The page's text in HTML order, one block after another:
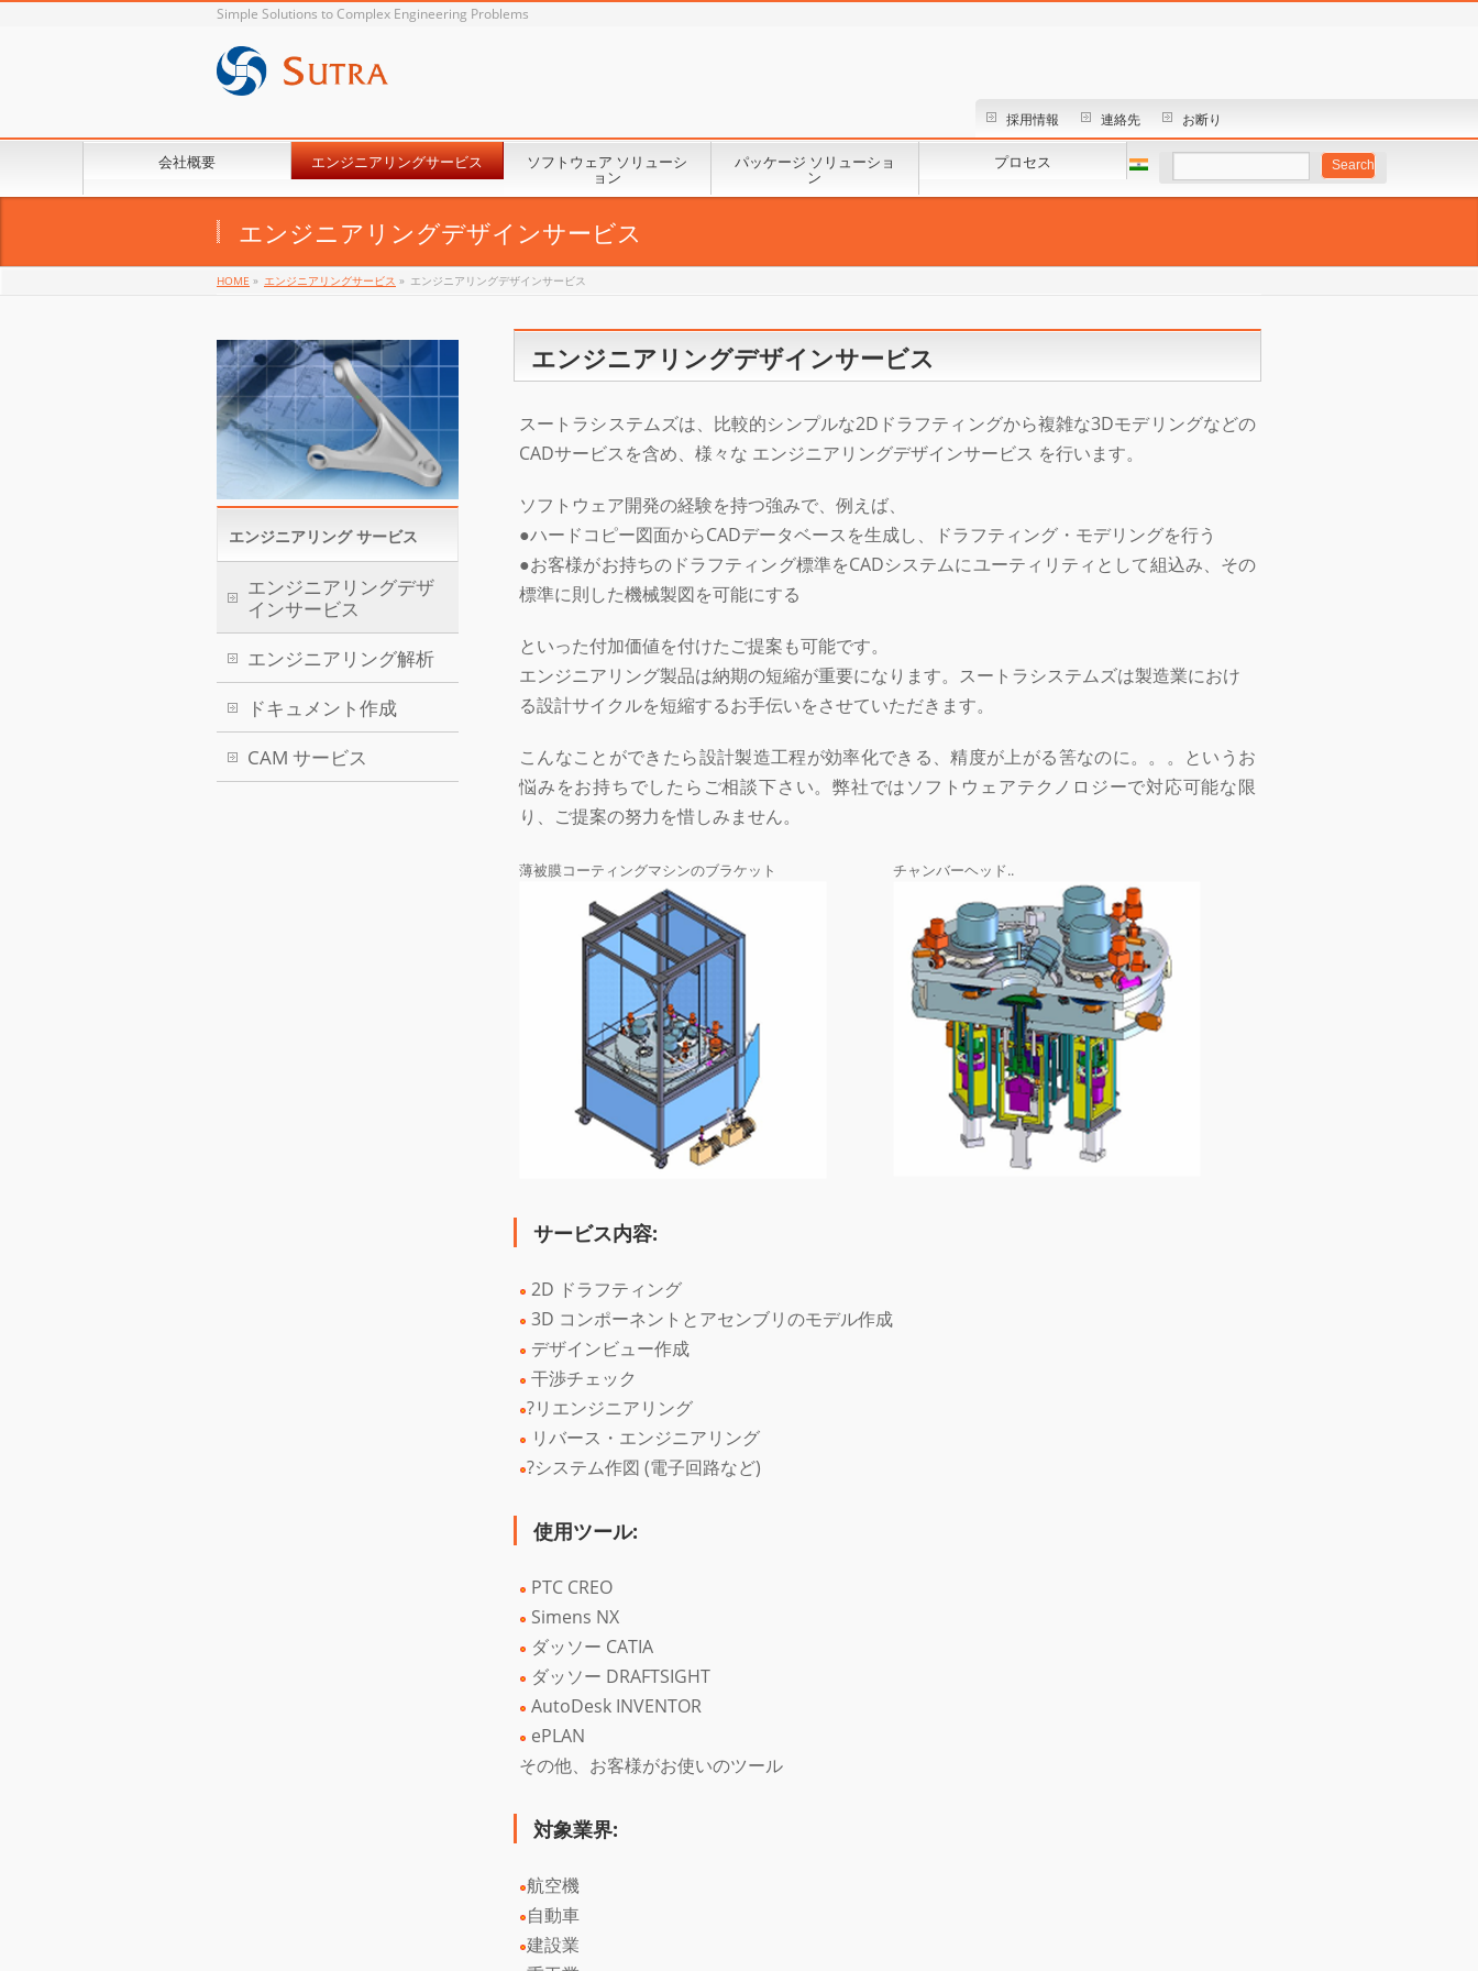
Simple Solutions to Complex Engineering Problems
採用情報 連絡先 お断り
会社概要 エンジニアリングサービス ソフトウェア ソリューシ
ョン
パッケージ ソリューショ
ン
プロセス
エンジニアリングデザインサービス
HOME » エンジニアリングサービス » エンジニアリングデザインサービス
エンジニアリングデザインサービス
スートラシステムズは、比較的シンプルな2Dドラフティングから複雑な3Dモデリングなどの
CADサービスを含め、様々な エンジニアリングデザインサービス を行います。
ソフトウェア開発の経験を持つ強みで、例えば、
●ハードコピー図面からCADデータベースを生成し、ドラフティング・モデリングを行う
●お客様がお持ちのドラフティング標準をCADシステムにユーティリティとして組込み、その
標準に則した機械製図を可能にする
といった付加価値を付けたご提案も可能です。
エンジニアリング製品は納期の短縮が重要になります。スートラシステムズは製造業におけ
る設計サイクルを短縮するお手伝いをさせていただきます。
こんなことができたら設計製造工程が効率化できる、精度が上がる筈なのに。。。というお
悩みをお持ちでしたらご相談下さい。弊社ではソフトウェアテクノロジーで対応可能な限
り、ご提案の努力を惜しみません。
薄被膜コーティングマシンのブラケット チャンバーヘッド..
サービス内容:
2D ドラフティング
3D コンポーネントとアセンブリのモデル作成
デザインビュー作成
干渉チェック
?リエンジニアリング
リバース・エンジニアリング
?システム作図 (電子回路など)
使用ツール:
PTC CREO
Simens NX
ダッソー CATIA
ダッソー DRAFTSIGHT
AutoDesk INVENTOR
ePLAN
その他、お客様がお使いのツール
対象業界:
航空機
自動車
建設業
エンジニアリング サービス
エンジニアリングデザ
インサービス
エンジニアリング解析
ドキュメント作成
CAM サービス